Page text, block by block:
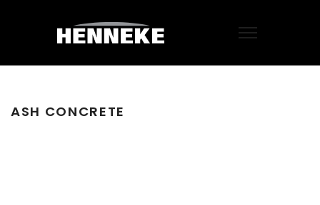
ASH CONCRETE